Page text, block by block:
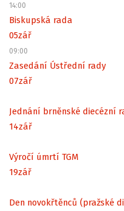
14:00
Biskupská rada
05zář
09:00
Zasedání Ústřední rady
07zář
Jednání brněnské diecézní
14zář
Výročí úmrtí TGM
19zář
Den novokřtěnců (pražské